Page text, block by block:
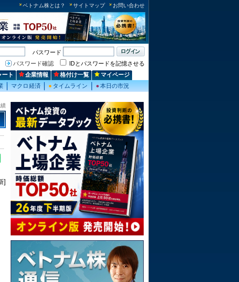
ベトナム株とは？ サイトマップ お問い合わせ
パスワード
パスワード確認
IDとパスワードを記憶させる
ート 企業情報 格付け一覧
マイページ
マクロ経済 ● タイムライン ●本日の市況
]